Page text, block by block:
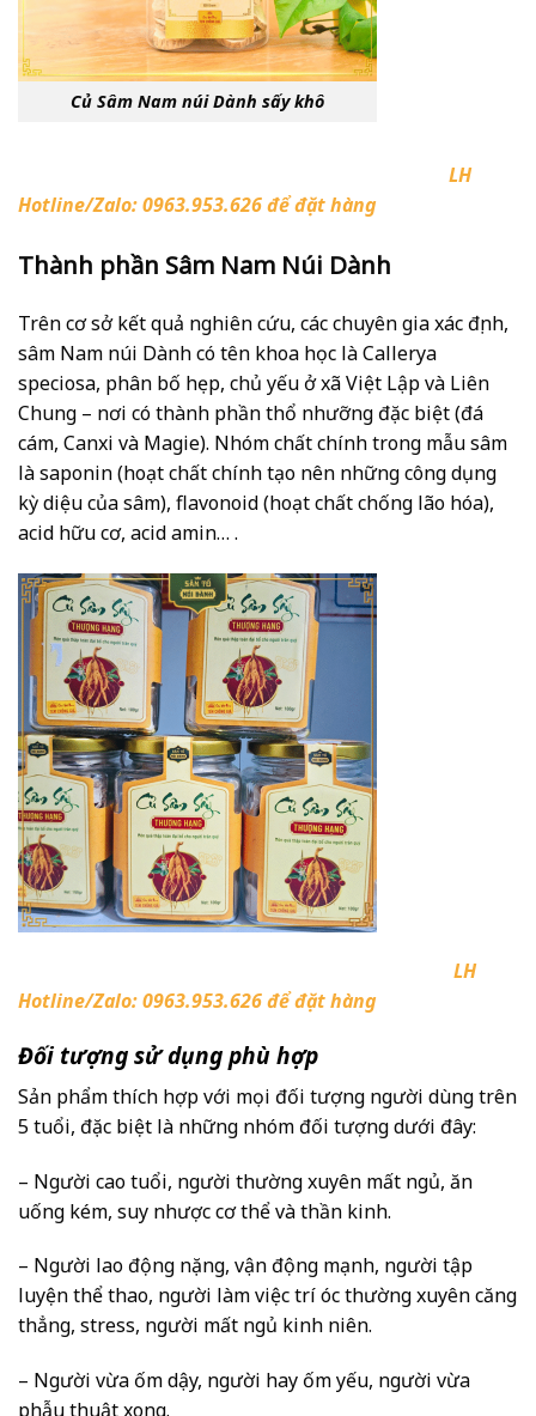
Củ Sâm Nam núi Dành sấy khô
LH
Hotline/Zalo: 0963.953.626 để đặt hàng
Thành phần Sâm Nam Núi Dành
Trên cơ sở kết quả nghiên cứu, các chuyên gia xác định,
sâm Nam núi Dành có tên khoa học là Callerya
speciosa, phân bố hẹp, chủ yếu ở xã Việt Lập và Liên
Chung – nơi có thành phần thổ nhưỡng đặc biệt (đá
cám, Canxi và Magie). Nhóm chất chính trong mẫu sâm
là saponin (hoạt chất chính tạo nên những công dụng
kỳ diệu của sâm), flavonoid (hoạt chất chống lão hóa),
acid hữu cơ, acid amin… .
LH
Hotline/Zalo: 0963.953.626 để đặt hàng
Đối tượng sử dụng phù hợp
Sản phẩm thích hợp với mọi đối tượng người dùng trên
5 tuổi, đặc biệt là những nhóm đối tượng dưới đây:
– Người cao tuổi, người thường xuyên mất ngủ, ăn
uống kém, suy nhược cơ thể và thần kinh.
– Người lao động nặng, vận động mạnh, người tập
luyện thể thao, người làm việc trí óc thường xuyên căng
thẳng, stress, người mất ngủ kinh niên.
– Người vừa ốm dậy, người hay ốm yếu, người vừa
phẫu thuật xong.